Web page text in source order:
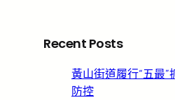
Recent Posts
黃山街道履行“五最
防控